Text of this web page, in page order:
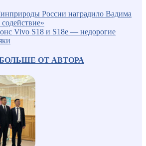
России наградило Вадима
Vivo S18 и S18e — недорогие
ОТ АВТОРА